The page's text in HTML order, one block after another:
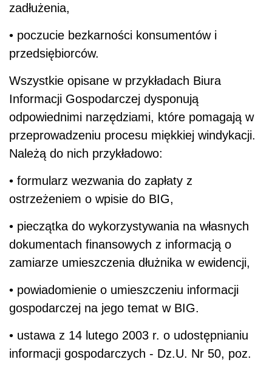
zadłużenia,
• poczucie bezkarności konsumentów i
przedsiębiorców.
Wszystkie opisane w przykładach Biura
Informacji Gospodarczej dysponują
odpowiednimi narzędziami, które pomagają w
przeprowadzeniu procesu miękkiej windykacji.
Należą do nich przykładowo:
• formularz wezwania do zapłaty z
ostrzeżeniem o wpisie do BIG,
• pieczątka do wykorzystywania na własnych
dokumentach finansowych z informacją o
zamiarze umieszczenia dłużnika w ewidencji,
• powiadomienie o umieszczeniu informacji
gospodarczej na jego temat w BIG.
• ustawa z 14 lutego 2003 r. o udostępnianiu
informacji gospodarczych - Dz.U. Nr 50, poz.